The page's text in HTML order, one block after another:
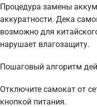
Процедура замены
аккуратности. Дека
возможно для
нарушает влагозащиту.
Пошаговый алгоритм
Отключите самокат от
кнопкой питания.